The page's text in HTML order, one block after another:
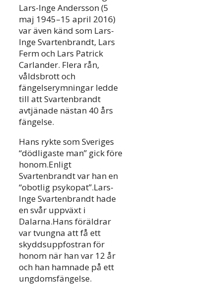
Lars-Inge Andersson (5
maj 1945–15 april 2016)
var även känd som Lars-
Inge Svartenbrandt, Lars
Ferm och Lars Patrick
Carlander. Flera rån,
våldsbrott och
fängelserymningar ledde
till att Svartenbrandt
avtjänade nästan 40 års
fängelse.
Hans rykte som Sveriges
“dödligaste man” gick före
honom.Enligt
Svartenbrandt var han en
“obotlig psykopat”.Lars-
Inge Svartenbrandt hade
en svår uppväxt i
Dalarna.Hans föräldrar
var tvungna att få ett
skyddsuppfostran för
honom när han var 12 år
och han hamnade på ett
ungdomsfängelse.